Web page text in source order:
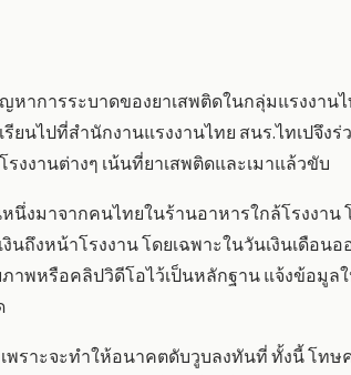
ญหาการระบาดของยาเสพติดในกลุ่มแรงงาน
ยนไปที่สำนักงานแรงงานไทย สนร.ไทเปจึงร่
งานต่างๆ เน้นที่ยาเสพติดและเมาแล้วขับ
นึ่งมาจากคนไทยในร้านอาหารใกล้โรงงาน
นถึงหน้าโรงงาน โดยเฉพาะในวันเงินเดือนอ
าพหรือคลิปวิดีโอไว้เป็นหลักฐาน แจ้งข้อมูล
พราะจะทำให้อนาคตดับวูบลงทันที่ ทั้งนี้ โทษ